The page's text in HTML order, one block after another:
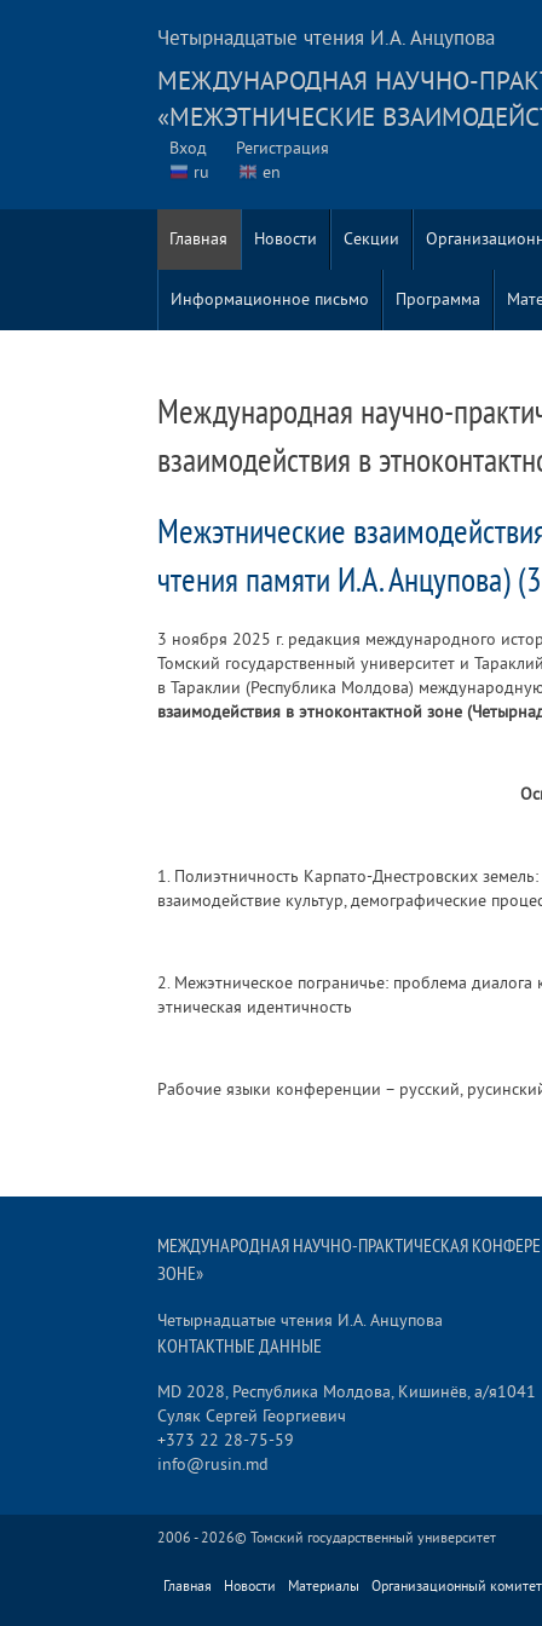
Четырнадцатые чтения И.А. Анцупова
MЕЖДУНАРОДНАЯ НАУЧНО-
«МЕЖЭТНИЧЕСКИЕ
Вход
Регистрация
ru
en
Главная Новости Секции
Информационное письмо Программа
Mеждународная научно-
взаимодействия в
Межэтнические
чтения памяти И.А. Анцупова)
3 ноября 2025 г. редакция международного
Томский государственный университет и
в Тараклии (Республика Молдова)
взаимодействия в этноконтактной зоне
1. Полиэтничность Карпато-Днестровских
взаимодействие культур, демографические
2. Межэтническое пограничье: проблема диалога
этническая идентичность
Рабочие языки конференции – русский,
MЕЖДУНАРОДНАЯ НАУЧНО-ПРАКТИЧЕСКАЯ
ЗОНЕ»
Четырнадцатые чтения И.А. Анцупова
КОНТАКТНЫЕ ДАННЫЕ
MD 2028, Республика Молдова, Кишинёв, а/я1041
Суляк Сергей Георгиевич
+373 22 28-75-59
info@rusin.md
2006 - 2026© Томский государственный университет
Главная Новости Материалы Организационный комитет